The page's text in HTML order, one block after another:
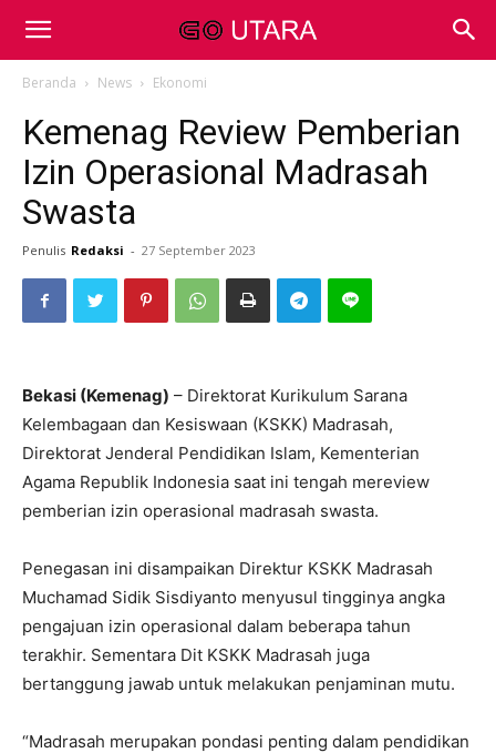
Beranda News Ekonomi
Kemenag Review Pemberian
Izin Operasional Madrasah
Swasta
Penulis Redaksi - 27 September 2023
Bekasi (Kemenag) – Direktorat Kurikulum Sarana
Kelembagaan dan Kesiswaan (KSKK) Madrasah,
Direktorat Jenderal Pendidikan Islam, Kementerian
Agama Republik Indonesia saat ini tengah mereview
pemberian izin operasional madrasah swasta.
Penegasan ini disampaikan Direktur KSKK Madrasah
Muchamad Sidik Sisdiyanto menyusul tingginya angka
pengajuan izin operasional dalam beberapa tahun
terakhir. Sementara Dit KSKK Madrasah juga
bertanggung jawab untuk melakukan penjaminan mutu.
“Madrasah merupakan pondasi penting dalam pendidikan